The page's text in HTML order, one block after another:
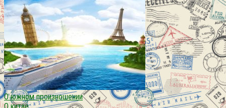
О южном произношении